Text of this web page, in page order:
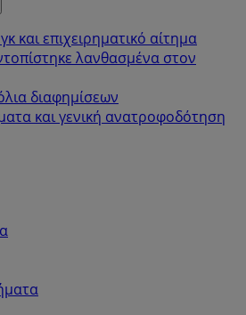
και επιχειρηματικό αίτημα
λανθασμένα στον
διαφημίσεων
και γενική ανατροφοδότηση